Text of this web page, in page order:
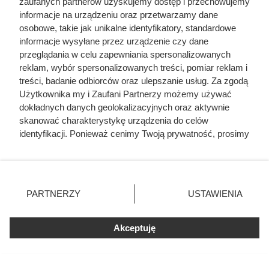
Ludowego Wojska Polskiego. Dopiero po występie na
mistrzostwach świata w 1978 roku otrzymał zgodę władz na
wyjazd z kraju. 22 listopada 1978 roku podpisał kontrakt z
Manchester City.
informacje na urządzeniu oraz przetwarzamy dane
osobowe, takie jak unikalne identyfikatory, standardowe
informacje wysyłane przez urządzenie czy dane
przeglądania w celu zapewniania spersonalizowanych
reklam, wybór spersonalizowanych treści, pomiar reklam i
treści, badanie odbiorców oraz ulepszanie usług. Za zgodą
Użytkownika my i Zaufani Partnerzy możemy używać
dokładnych danych geolokalizacyjnych oraz aktywnie
skanować charakterystykę urządzenia do celów
identyfikacji. Ponieważ cenimy Twoją prywatność, prosimy
prywatności znajdujący się w lewym dolnym rogu strony
. Niektóre rodzaje przetwarzania danych nie wymagają
zgody użytkownika, ale masz prawo sprzeciwić się
takiemu przetwarzaniu. Preferencje będą miały
zastosowania tylko na tej witrynie.
PARTNERZY USTAWIENIA
Akceptuję